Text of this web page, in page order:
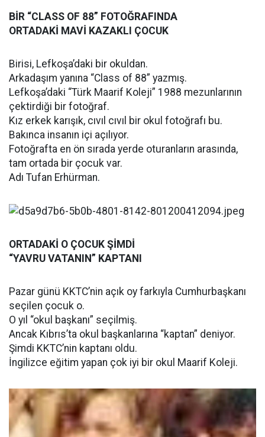
BİR “CLASS OF 88” FOTOĞRAFINDA
ORTADAKİ MAVİ KAZAKLI ÇOCUK
Birisi, Lefkoşa’daki bir okuldan.
Arkadaşım yanına “Class of 88” yazmış.
Lefkoşa’daki “Türk Maarif Koleji” 1988 mezunlarının
çektirdiği bir fotoğraf.
Kız erkek karışık, cıvıl cıvıl bir okul fotoğrafı bu.
Bakınca insanın içi açılıyor.
Fotoğrafta en ön sırada yerde oturanların arasında,
tam ortada bir çocuk var.
Adı Tufan Erhürman.
ORTADAKİ O ÇOCUK ŞİMDİ
“YAVRU VATANIN” KAPTANI
Pazar günü KKTC’nin açık oy farkıyla Cumhurbaşkanı
seçilen çocuk o.
O yıl “okul başkanı” seçilmiş.
Ancak Kıbrıs’ta okul başkanlarına “kaptan” deniyor.
Şimdi KKTC’nin kaptanı oldu.
İngilizce eğitim yapan çok iyi bir okul Maarif Koleji.